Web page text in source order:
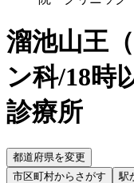
溜池山王 （
ン科/18時
診療所
都道府県を変更
市区町村からさがす
駅